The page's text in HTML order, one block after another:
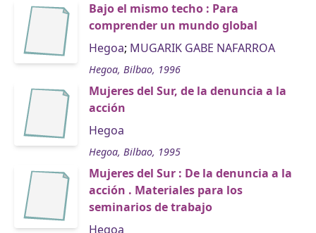
Bajo el mismo techo : Para
comprender un mundo global
Hegoa; MUGARIK GABE NAFARROA
Hegoa, Bilbao, 1996
Mujeres del Sur, de la denuncia a la
acción
Hegoa
Hegoa, Bilbao, 1995
Mujeres del Sur : De la denuncia a la
acción . Materiales para los
seminarios de trabajo
Hegoa